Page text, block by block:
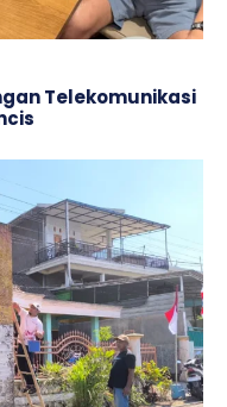
Telekomunikasi